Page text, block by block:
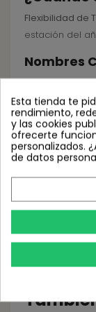
Flexibilidad de
estación del
Nombres
Encina,
Carrasquilla,
Marrasca,
En
¡Cuidemos
Visita nuestra
quercus max.
quercus el
Esta tienda te
rendimiento,
y las cookies
ofrecerte
personalizados.
de datos